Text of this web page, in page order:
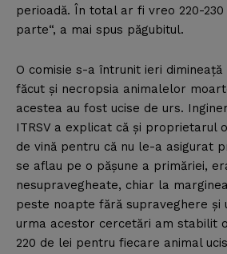
perioadă. În total ar fi vreo 220-
parte“, a mai spus păgubitul.
O comisie s-a întrunit ieri
făcut şi necropsia animalelor
acestea au fost ucise de urs.
ITRSV a explicat că şi proprietarul
de vină pentru că nu le-a asigurat
se aflau pe o păşune a primăriei,
nesupravegheate, chiar la
peste noapte fără supraveghere şi
urma acestor cercetări am stabilit
220 de lei pentru fiecare animal